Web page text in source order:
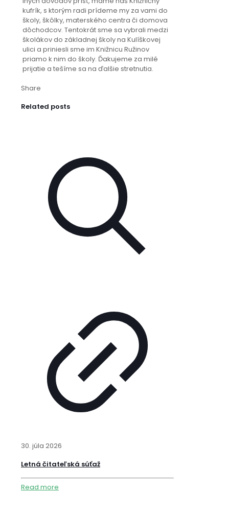
kufrík, s ktorým radi prídeme my za vami do
školy, škôlky, materského centra či domova
dôchodcov. Tentokrát sme sa vybrali medzi
školákov do základnej školy na Kulíškovej
ulici a priniesli sme im Knižnicu Ružinov
priamo k nim do školy. Ďakujeme za milé
prijatie a tešíme sa na ďalšie stretnutia.
Share
Related posts
30. júla 2026
Letná čitateľská súťaž
Read more